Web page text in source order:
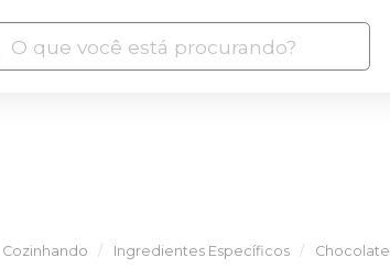
Cozinhando Ingredientes Específicos Chocolate